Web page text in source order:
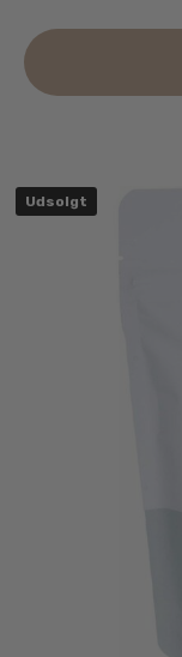
Udsolgt